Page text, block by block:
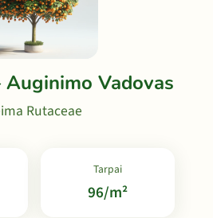
Vadovas
Rutaceae
Tarpai
96/m²